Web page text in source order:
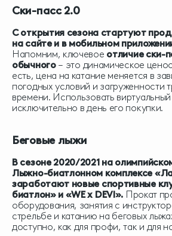
Ски-пасс 2.0
Соткрытия сезона стартуют
на сайте и в мобильном
Напомним, ключевое отличие ски-
обычного– это динамическое
есть, цена на катание меняется в
погодных условий и загруженности
времени. Использовать
исключительно в день его покупки.
Беговые лыжи
В сезоне 2020/2021 на
Лыжно-биатлонном комплексе
заработают новые спортивные
биатлон» и «WE x DEVI». Прокат
оборудования, занятия с
стрельбе и катанию на беговых
доступно, как для профи, так и для